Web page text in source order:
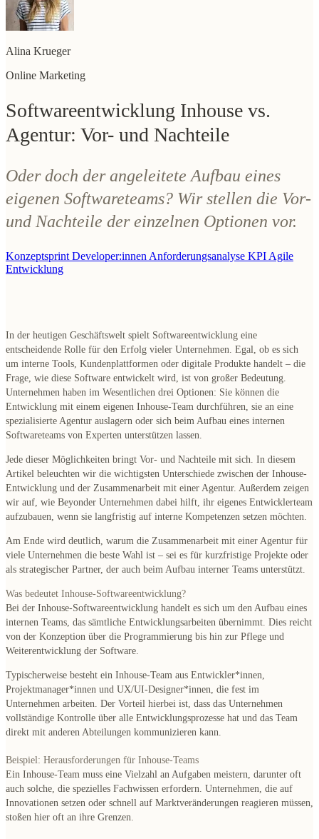
Alina Krueger
Online Marketing
Softwareentwicklung Inhouse vs.
Agentur: Vor- und Nachteile
Oder doch der angeleitete Aufbau eines
eigenen Softwareteams? Wir stellen die Vor-
und Nachteile der einzelnen Optionen vor.
Konzeptsprint Developer:innen Anforderungsanalyse KPI Agile
Entwicklung
In der heutigen Geschäftswelt spielt Softwareentwicklung eine
entscheidende Rolle für den Erfolg vieler Unternehmen. Egal, ob es sich
um interne Tools, Kundenplattformen oder digitale Produkte handelt – die
Frage, wie diese Software entwickelt wird, ist von großer Bedeutung.
Unternehmen haben im Wesentlichen drei Optionen: Sie können die
Entwicklung mit einem eigenen Inhouse-Team durchführen, sie an eine
spezialisierte Agentur auslagern oder sich beim Aufbau eines internen
Softwareteams von Experten unterstützen lassen.
Jede dieser Möglichkeiten bringt Vor- und Nachteile mit sich. In diesem
Artikel beleuchten wir die wichtigsten Unterschiede zwischen der Inhouse-
Entwicklung und der Zusammenarbeit mit einer Agentur. Außerdem zeigen
wir auf, wie Beyonder Unternehmen dabei hilft, ihr eigenes Entwicklerteam
aufzubauen, wenn sie langfristig auf interne Kompetenzen setzen möchten.
Am Ende wird deutlich, warum die Zusammenarbeit mit einer Agentur für
viele Unternehmen die beste Wahl ist – sei es für kurzfristige Projekte oder
als strategischer Partner, der auch beim Aufbau interner Teams unterstützt.
Was bedeutet Inhouse-Softwareentwicklung?
Bei der Inhouse-Softwareentwicklung handelt es sich um den Aufbau eines
internen Teams, das sämtliche Entwicklungsarbeiten übernimmt. Dies reicht
von der Konzeption über die Programmierung bis hin zur Pflege und
Weiterentwicklung der Software.
Typischerweise besteht ein Inhouse-Team aus Entwickler*innen,
Projektmanager*innen und UX/UI-Designer*innen, die fest im
Unternehmen arbeiten. Der Vorteil hierbei ist, dass das Unternehmen
vollständige Kontrolle über alle Entwicklungsprozesse hat und das Team
direkt mit anderen Abteilungen kommunizieren kann.
Beispiel: Herausforderungen für Inhouse-Teams
Ein Inhouse-Team muss eine Vielzahl an Aufgaben meistern, darunter oft
auch solche, die spezielles Fachwissen erfordern. Unternehmen, die auf
Innovationen setzen oder schnell auf Marktveränderungen reagieren müssen,
stoßen hier oft an ihre Grenzen.